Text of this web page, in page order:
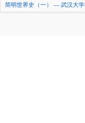
简明世界史（一） — 武汉大学